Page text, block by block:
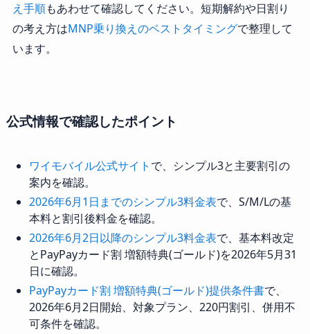
え手順もあわせて確認してください。短期解約や日割り
の考え方はMNP乗り換えのベストタイミングで整理して
います。
公式情報で確認したポイント
ワイモバイル公式サイト で、シンプル3と主要割引の
案内を確認。
2026年6月1日までのシンプル3料金表で、S/M/Lの基
本料と割引後料金を確認。
2026年6月2日以降のシンプル3料金表で、基本料改定
とPayPayカード割 増額特典(ゴールド)を2026年5月31
日に確認。
PayPayカード割 増額特典(ゴールド)提供条件書で、
2026年6月2日開始、対象プラン、220円割引、併用不
可条件を確認。